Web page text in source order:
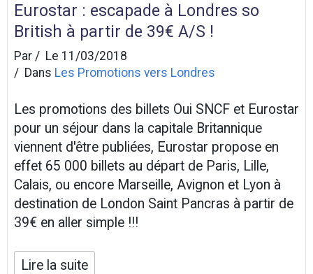
Eurostar : escapade à Londres so
British à partir de 39€ A/S !
Par
Le 11/03/2018
Dans Les Promotions vers Londres
Les promotions des billets Oui SNCF et Eurostar
pour un séjour dans la capitale Britannique
viennent d'être publiées, Eurostar propose en
effet 65 000 billets au départ de Paris, Lille,
Calais, ou encore Marseille, Avignon et Lyon à
destination de London Saint Pancras à partir de
39€ en aller simple !!!
Lire la suite